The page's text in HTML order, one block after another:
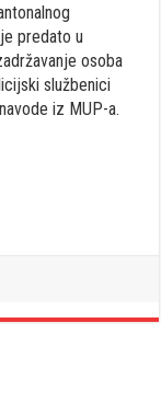
predato u
osoba
službenici
iz MUP-a.